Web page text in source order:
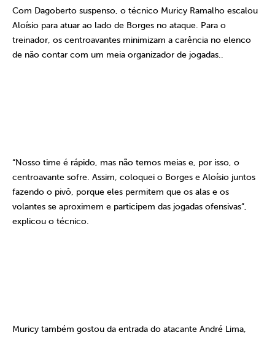
Com Dagoberto suspenso, o técnico Muricy Ramalho escalou
Aloísio para atuar ao lado de Borges no ataque. Para o
treinador, os centroavantes minimizam a carência no elenco
de não contar com um meia organizador de jogadas..
“Nosso time é rápido, mas não temos meias e, por isso, o
centroavante sofre. Assim, coloquei o Borges e Aloísio juntos
fazendo o pivô, porque eles permitem que os alas e os
volantes se aproximem e participem das jogadas ofensivas”,
explicou o técnico.
Muricy também gostou da entrada do atacante André Lima,